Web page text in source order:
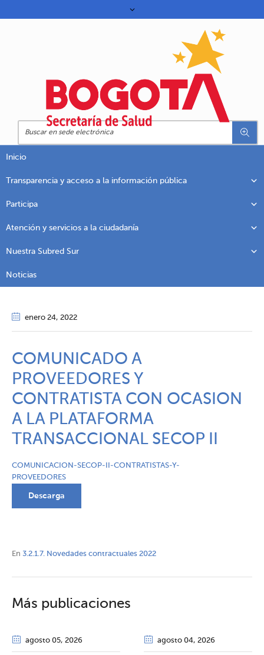
Inicio
Transparencia y acceso a la información pública
Participa
Atención y servicios a la ciudadanía
Nuestra Subred Sur
Noticias
enero 24, 2022
COMUNICADO A
PROVEEDORES Y
CONTRATISTA CON OCASION
A LA PLATAFORMA
TRANSACCIONAL SECOP II
COMUNICACION-SECOP-II-CONTRATISTAS-Y-
PROVEEDORES
Descarga
En 3.2.1.7. Novedades contractuales 2022
Más publicaciones
agosto 05, 2026 agosto 04, 2026